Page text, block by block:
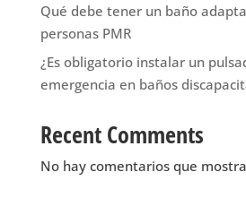
Qué debe tener un baño
personas PMR
¿Es obligatorio instalar un
emergencia en baños
Recent Comments
No hay comentarios que